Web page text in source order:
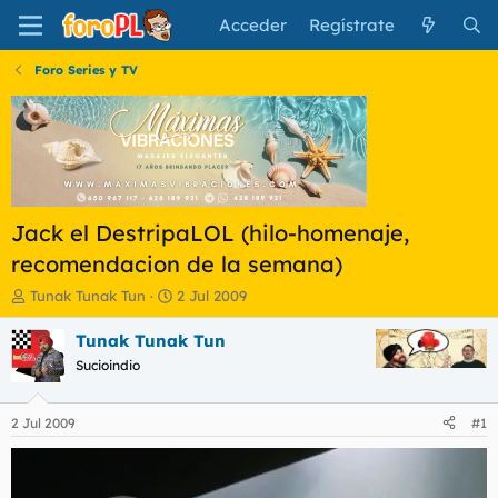
Acceder Regístrate
Foro Series y TV
Jack el DestripaLOL (hilo-homenaje,
recomendacion de la semana)
I
n
i
c
i
a
d
o
Tunak Tunak Tun
F
e
c
i
2 Jul 2009
Tunak Tunak Tun
Sucioindio
2 Jul 2009 #1